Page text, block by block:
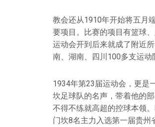
教会还从1910年开始将五月
要项目。比赛的项目有篮球
运动会开到后来就成了附近
南、湖南、四川100多支运动
1934年第23届运动会，更是
坎足球队的名声，带着他的
不得不练就高超的控球本领
门坎8名主力入选第一届贵州